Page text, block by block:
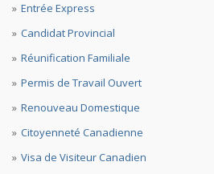
Entrée Express
Candidat Provincial
Réunification Familiale
Permis de Travail Ouvert
Renouveau Domestique
Citoyenneté Canadienne
Visa de Visiteur Canadien